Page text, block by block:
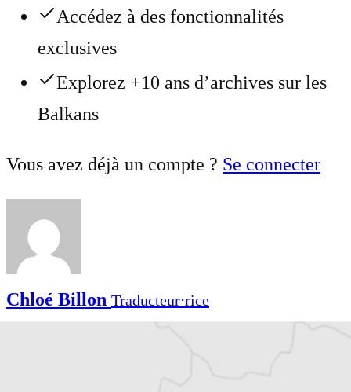
Accédez à des fonctionnalités
exclusives
Explorez +10 ans d’archives sur les
Balkans
Vous avez déjà un compte ? Se connecter
Chloé Billon Traducteur⋅rice